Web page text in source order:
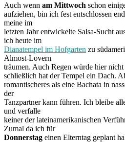
Auch wenn am Mittwoch schon
aufziehen, bin ich fest entschlossen
meine im
letzten Jahr entwickelte Salsa-Sucht
ich heute im
Dianatempel im Hofgarten zu
Almost-Lovern
träumen. Auch Regen würde hier nicht
schließlich hat der Tempel ein Dach.
romantischeres als eine Bachata in
der
Tanzpartner kann führen. Ich bleibe
und verfalle
keiner der lateinamerikanischen
Zumal da ich für
Donnerstag einen Elterntag geplant